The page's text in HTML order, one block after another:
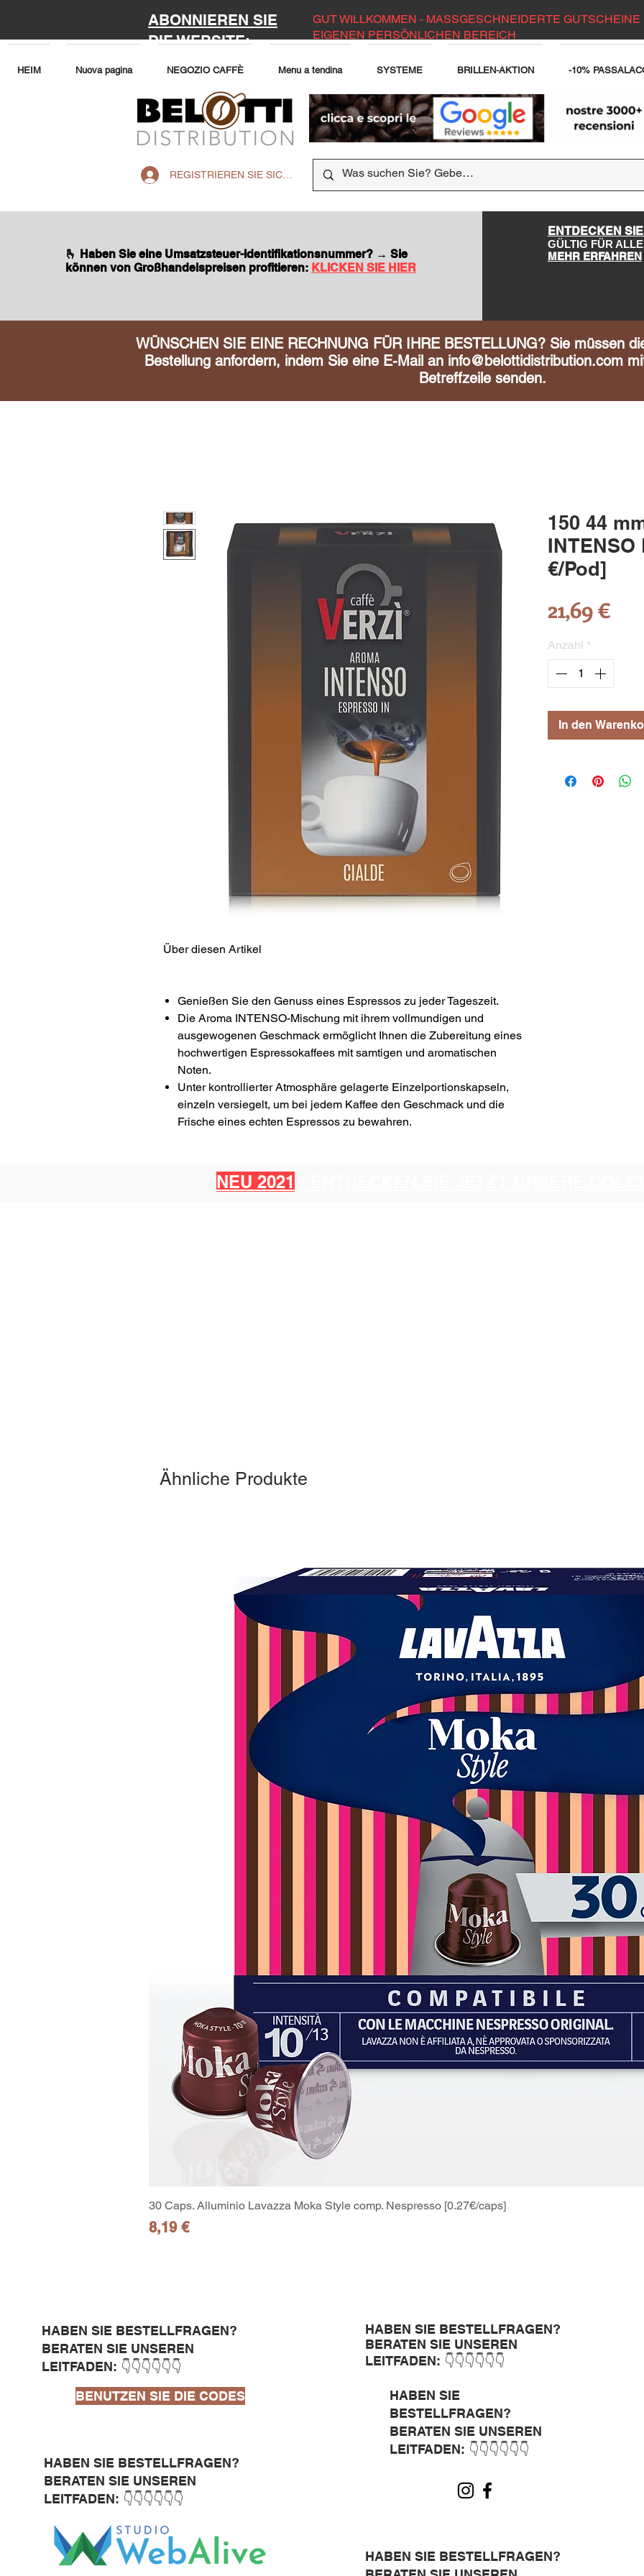
ABONNIEREN SIE
DIE WEBSITE:
GUT WILLKOMMEN - MASSGESCHNEIDERTE GUTSCHEINE
EIGENEN PERSÖNLICHEN BEREICH
HEIM Nuova pagina NEGOZIO CAFFÈ Menu a tendina SYSTEME BRILLEN-AKTION -10%
REGISTRIEREN SIE SICH AUF DER WEBSITE
🫰 Haben Sie eine Umsatzsteuer-Identifikationsnummer? → Sie
können von Großhandelspreisen profitieren: KLICKEN SIE HIER
ENTDECKEN
GÜLTIG FÜR
MEHR ERFAHREN
WÜNSCHEN SIE EINE RECHNUNG FÜR IHRE BESTELLUNG? Sie müssen
Bestellung anfordern, indem Sie eine E-Mail an info@belottidistribution.com
Betreffzeile senden.
Über diesen Artikel
Genießen Sie den Genuss eines Espressos zu jeder Tageszeit.
Die Aroma INTENSO-Mischung mit ihrem vollmundigen und
ausgewogenen Geschmack ermöglicht Ihnen die Zubereitung eines
hochwertigen Espressokaffees mit samtigen und aromatischen
Noten.
Unter kontrollierter Atmosphäre gelagerte Einzelportionskapseln,
einzeln versiegelt, um bei jedem Kaffee den Geschmack und die
Frische eines echten Espressos zu bewahren.
150 44
€/Pod]
21,69 €
Anzahl *
In den
NEU 2021
Ähnliche Produkte
Schnellansicht
30 Caps. Alluminio Lavazza Moka Style comp. Nespresso [0.27€/caps]
Preis
8,19 €
HABEN SIE BESTELLFRAGEN?
BERATEN SIE UNSEREN
LEITFADEN: 👇👇👇👇👇👇
BENUTZEN SIE DIE CODES
HABEN SIE BESTELLFRAGEN?
BERATEN SIE UNSEREN
LEITFADEN: 👇👇👇👇👇👇
HABEN SIE BESTELLFRAGEN?
BERATEN SIE UNSEREN
LEITFADEN: 👇👇👇👇👇👇
HABEN SIE
BESTELLFRAGEN?
BERATEN SIE UNSEREN
LEITFADEN: 👇👇👇👇👇👇
HABEN SIE BESTELLFRAGEN?